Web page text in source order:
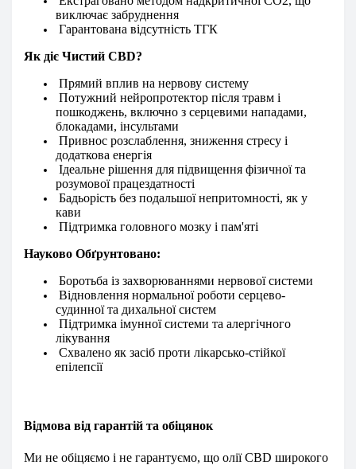
виключає забруднення
Гарантована відсутність ТГК
Як діє Чистий CBD?
Прямий вплив на нервову систему
Потужний нейропротектор після травм і
пошкоджень, включно з серцевими нападами,
блокадами, інсультами
Привнос розслаблення, зниження стресу і
додаткова енергія
Ідеальне рішення для підвищення фізичної та
розумової працездатності
Бадьорість без подальшої непритомності, як у
кави
Підтримка головного мозку і пам'яті
Науково Обґрунтовано:
Боротьба із захворюваннями нервової системи
Відновлення нормальної роботи серцево-
судинної та дихальної систем
Підтримка імунної системи та алергічного
лікування
Схвалено як засіб проти лікарсько-стійкої
епілепсії
Відмова від гарантій та обіцянок
Ми не обіцяємо і не гарантуємо, що олії CBD широкого